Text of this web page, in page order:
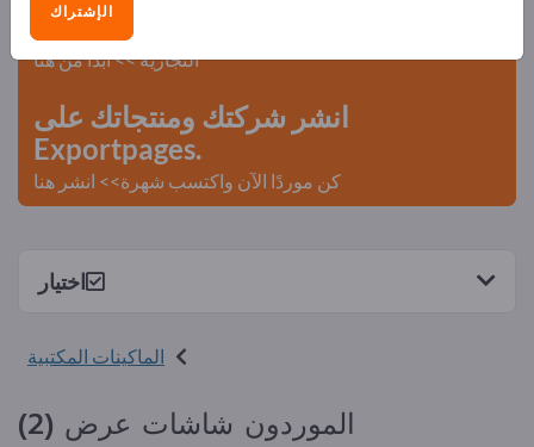
الاحتياجات – العروض – السلع المستعملة – جهات الاتصال
التجارية >> ابدأ من هنا
انشر شركتك ومنتجاتك على
Exportpages.
كن موردًا الآن واكتسب شهرة>> انشر هنا
اختيار
الماكينات المكتبية
الموردون شاشات عرض (2)
الإشتراك